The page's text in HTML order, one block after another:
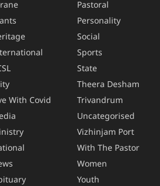
With Covid
Pastoral
Personality
Social
Sports
State
Theera Desham
Trivandrum
Uncategorised
Vizhinjam Port
With The Pastor
Women
Youth